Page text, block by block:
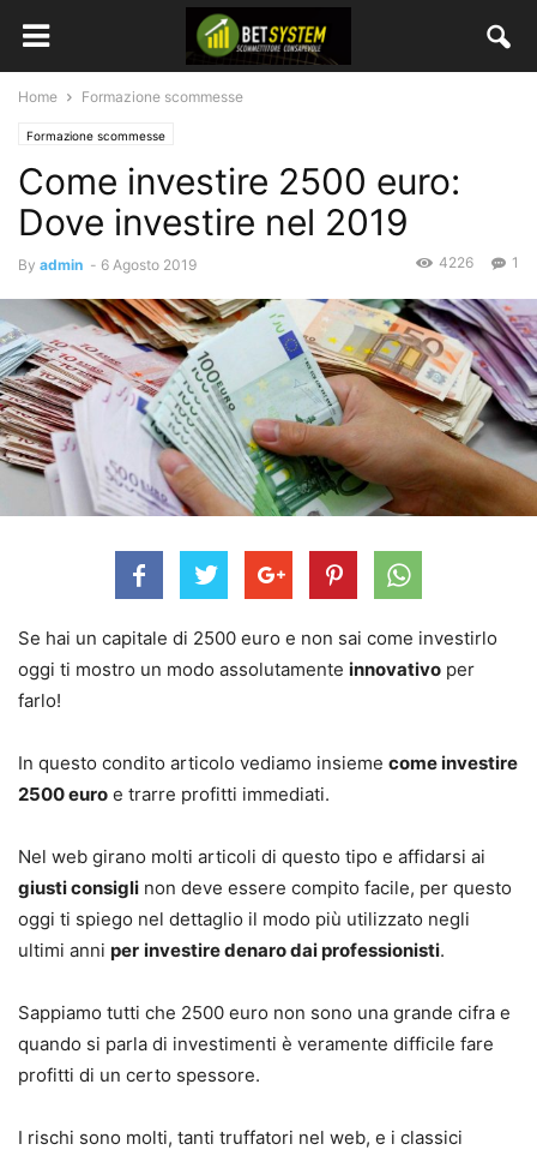
Home Formazione scommesse
Formazione scommesse
Come investire 2500 euro:
Dove investire nel 2019
By admin - 6 Agosto 2019 1
4226
Se hai un capitale di 2500 euro e non sai come investirlo
oggi ti mostro un modo assolutamente innovativo per
farlo!
In questo condito articolo vediamo insieme come investire
2500 euro e trarre profitti immediati.
Nel web girano molti articoli di questo tipo e affidarsi ai
giusti consigli non deve essere compito facile, per questo
oggi ti spiego nel dettaglio il modo più utilizzato negli
ultimi anni per investire denaro dai professionisti.
Sappiamo tutti che 2500 euro non sono una grande cifra e
quando si parla di investimenti è veramente difficile fare
profitti di un certo spessore.
I rischi sono molti, tanti truffatori nel web, e i classici